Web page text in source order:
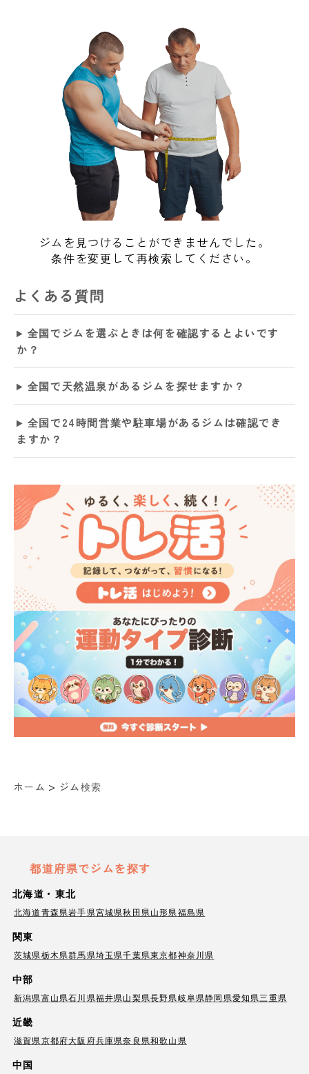
ジムを見つけることができませんでした。
条件を変更して再検索してください。
よくある質問
全国でジムを選ぶときは何を確認するとよいです
か？
全国で天然温泉があるジムを探せますか？
全国で24時間営業や駐車場があるジムは確認でき
ますか？
ホーム > ジム検索
都道府県でジムを探す
北海道・東北
北海道青森県岩手県宮城県秋田県山形県福島県
関東
茨城県栃木県群馬県埼玉県千葉県東京都神奈川県
中部
新潟県富山県石川県福井県山梨県長野県岐阜県静岡県愛知県三重県
近畿
滋賀県京都府大阪府兵庫県奈良県和歌山県
中国